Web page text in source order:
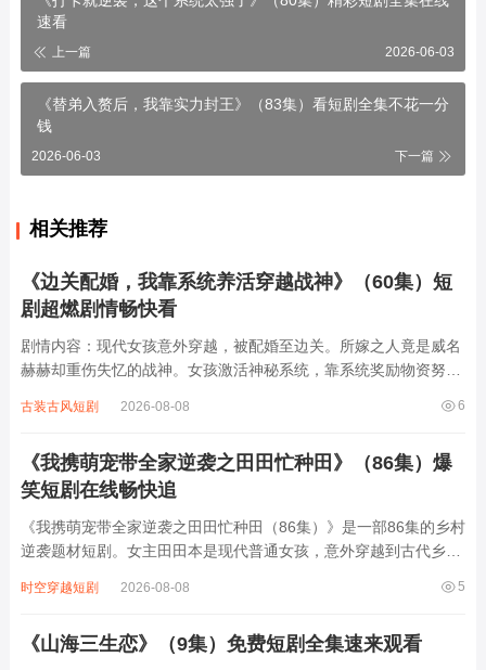
速看
上一篇 2026-06-03
《替弟入赘后，我靠实力封王》（83集）看短剧全集不花一分
钱
2026-06-03 下一篇
相关推荐
《边关配婚，我靠系统养活穿越战神》（60集）短
剧超燃剧情畅快看
剧情内容：现代女孩意外穿越，被配婚至边关。所嫁之人竟是威名
赫赫却重伤失忆的战神。女孩激活神秘系统，靠系统奖励物资努力
动，有人妄图对战神不利。女孩与战神携手应对，凭借系统与智慧
6
古装古风短剧 2026-08-08
《我携萌宠带全家逆袭之田田忙种田》（86集）爆
笑短剧在线畅快追
《我携萌宠带全家逆袭之田田忙种田（86集）》是一部86集的乡村
逆袭题材短剧。女主田田本是现代普通女孩，意外穿越到古代乡
家人一起开启种田逆袭之路。从开垦荒地、种植作物，到改良农
5
时空穿越短剧 2026-08-08
《山海三生恋》（9集）免费短剧全集速来观看